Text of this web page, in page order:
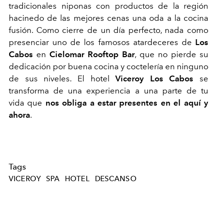
tradicionales niponas con productos de la región
hacinedo de las mejores cenas una oda a la cocina
fusión. Como cierre de un día perfecto, nada como
presenciar uno de los famosos atardeceres de Los
Cabos en Cielomar Rooftop Bar, que no pierde su
dedicación por buena cocina y coctelería en ninguno
de sus niveles. El hotelViceroy Los Cabos se
transforma de una experiencia a una parte de tu
vida que nos obliga a estar presentes en el aquí y
ahora.
Tags
VICEROY SPA HOTEL DESCANSO